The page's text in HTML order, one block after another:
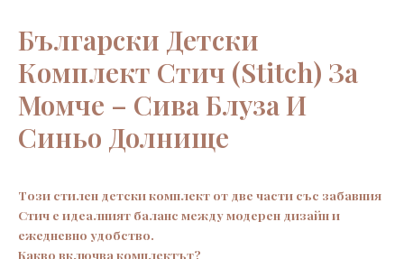
Български Детски
Комплект Стич (Stitch) За
Момче – Сива Блуза И
Синьо Долнище
Този стилен детски комплект от две части със забавния
Стич е идеалният баланс между модерен дизайн и
ежедневно удобство.
Какво включва комплектът?